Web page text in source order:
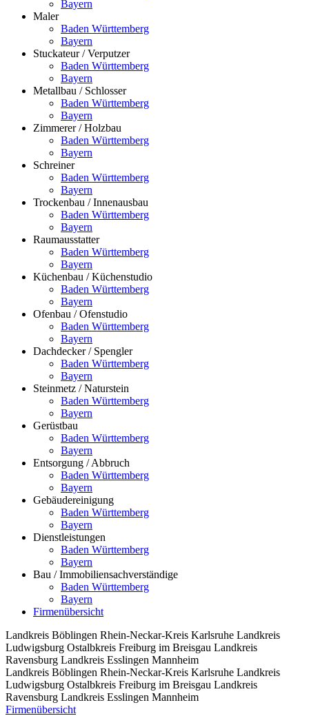
Bayern
Maler
Baden Württemberg
Bayern
Stuckateur / Verputzer
Baden Württemberg
Bayern
Metallbau / Schlosser
Baden Württemberg
Bayern
Zimmerer / Holzbau
Baden Württemberg
Bayern
Schreiner
Baden Württemberg
Bayern
Trockenbau / Innenausbau
Baden Württemberg
Bayern
Raumausstatter
Baden Württemberg
Bayern
Küchenbau / Küchenstudio
Baden Württemberg
Bayern
Ofenbau / Ofenstudio
Baden Württemberg
Bayern
Dachdecker / Spengler
Baden Württemberg
Bayern
Steinmetz / Naturstein
Baden Württemberg
Bayern
Gerüstbau
Baden Württemberg
Bayern
Entsorgung / Abbruch
Baden Württemberg
Bayern
Gebäudereinigung
Baden Württemberg
Bayern
Dienstleistungen
Baden Württemberg
Bayern
Bau / Immobiliensachverständige
Baden Württemberg
Bayern
Firmenübersicht
Landkreis Böblingen Rhein-Neckar-Kreis Karlsruhe Landkreis
Ludwigsburg Ostalbkreis Freiburg im Breisgau Landkreis
Ravensburg Landkreis Esslingen Mannheim
Landkreis Böblingen Rhein-Neckar-Kreis Karlsruhe Landkreis
Ludwigsburg Ostalbkreis Freiburg im Breisgau Landkreis
Ravensburg Landkreis Esslingen Mannheim
Firmenübersicht